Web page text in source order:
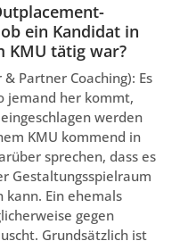
ein Kandidat in
KMU tätig war?
Partner Coaching): Es
jemand her kommt,
werden
KMU kommend in
sprechen, dass es
Gestaltungsspielraum
kann. Ein ehemals
gegen
Grundsätzlich ist